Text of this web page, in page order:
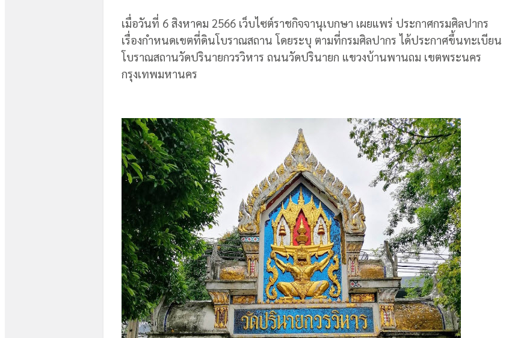
เมื่อวันที่ 6 สิงหาคม 2566 เว็บไซต์ราชกิจจานุเบกษา เผยแพร่ ประกาศกรมศิลปากร
เรื่องกำหนดเขตที่ดินโบราณสถาน โดยระบุ ตามที่กรมศิลปากร ได้ประกาศขึ้นทะเบียน
โบราณสถานวัดปรินายกวรวิหาร ถนนวัดปรินายก แขวงบ้านพานถม เขตพระนคร
กรุงเทพมหานคร